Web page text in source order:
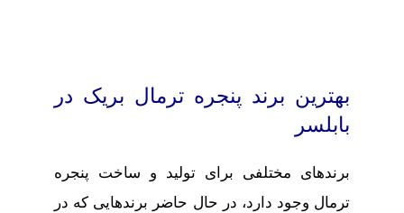
بهترین برند پنجره ترمال بریک در
بابلسر
برندهای مختلفی برای تولید و ساخت پنجره
ترمال وجود دارد، در حال حاضر برندهایی که در